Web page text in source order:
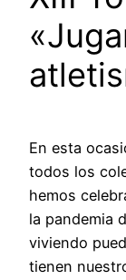
En esta
todos los
hemos
la pandemia
viviendo
tienen